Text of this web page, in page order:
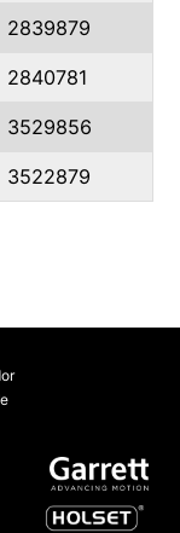
2839879
2840781
3529856
3522879